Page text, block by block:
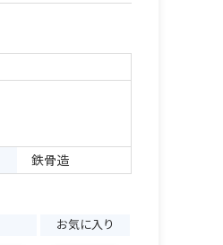
鉄骨造
お気に入り